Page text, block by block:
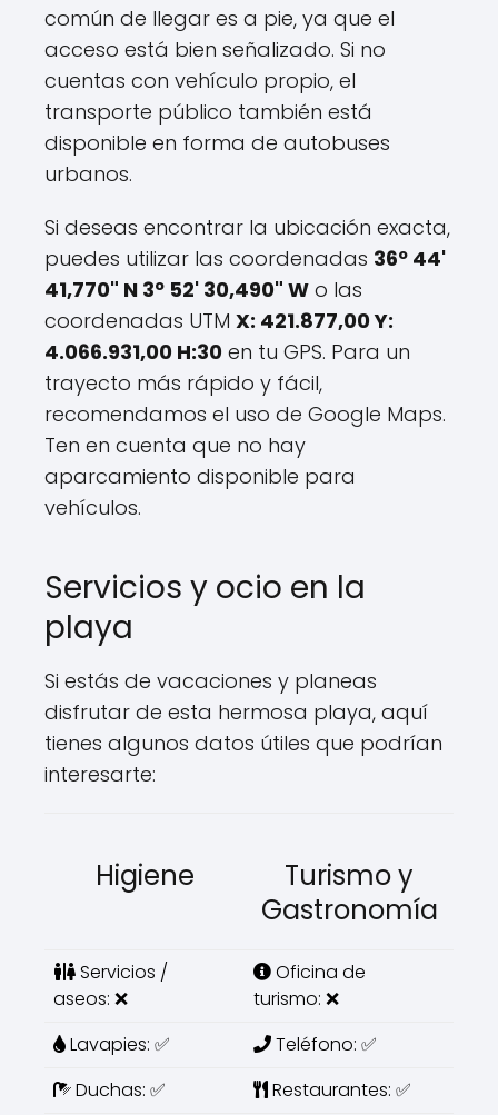
común de llegar es a pie, ya que el
acceso está bien señalizado. Si no
cuentas con vehículo propio, el
transporte público también está
disponible en forma de autobuses
urbanos.
Si deseas encontrar la ubicación exacta,
puedes utilizar las coordenadas 36º 44'
41,770" N 3º 52' 30,490" W o las
coordenadas UTM X: 421.877,00 Y:
4.066.931,00 H:30 en tu GPS. Para un
trayecto más rápido y fácil,
recomendamos el uso de Google Maps.
Ten en cuenta que no hay
aparcamiento disponible para
vehículos.
Servicios y ocio en la
playa
Si estás de vacaciones y planeas
disfrutar de esta hermosa playa, aquí
tienes algunos datos útiles que podrían
interesarte:
Higiene
Turismo y
Gastronomía
Servicios /
aseos: ❌
Oficina de
turismo: ❌
Lavapies: ✅
Teléfono: ✅
Duchas: ✅
Restaurantes: ✅